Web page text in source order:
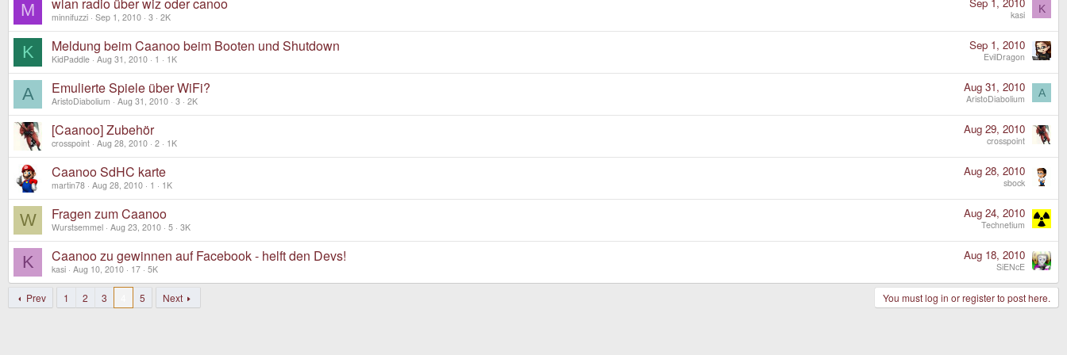
M minnifuzzi Sep 1, 2010 3 2K kasi K
K Meldung beim Caanoo beim Booten und Shutdown
KidPaddle Aug 31, 2010 1 1K
Sep 1, 2010
EvilDragon
A Emulierte Spiele über WiFi?
AristoDiabolium Aug 31, 2010 3 2K
Aug 31, 2010
AristoDiabolium A
[Caanoo] Zubehör
crosspoint Aug 28, 2010 2 1K
Aug 29, 2010
crosspoint
Caanoo SdHC karte
martin78 Aug 28, 2010 1 1K
Aug 28, 2010
sbock
W Fragen zum Caanoo
Wurstsemmel Aug 23, 2010 5 3K
Aug 24, 2010
Technetium
K Caanoo zu gewinnen auf Facebook - helft den Devs!
kasi Aug 10, 2010 17 5K
Aug 18, 2010
SiENcE
Prev 1 2 3 5 Next You must log in or register to post here.